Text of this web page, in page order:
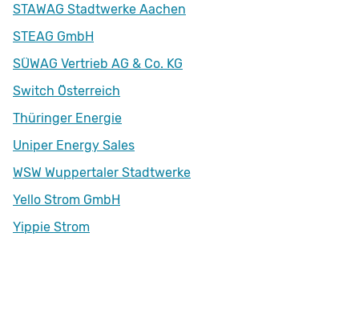
STAWAG Stadtwerke Aachen
STEAG GmbH
SÜWAG Vertrieb AG & Co. KG
Switch Österreich
Thüringer Energie
Uniper Energy Sales
WSW Wuppertaler Stadtwerke
Yello Strom GmbH
Yippie Strom